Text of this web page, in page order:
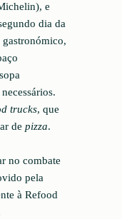
e
dia da
gastronómico,
trucks, que
de pizza.
no combate
pela
à Refood